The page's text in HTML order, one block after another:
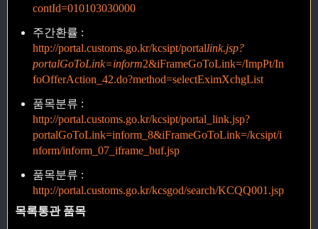
contId=010103030000
주간환률 :
http://portal.customs.go.kr/kcsipt/portallink.jsp?
portalGoToLink=inform2&iFrameGoToLink=/ImpPt/In
foOfferAction_42.do?method=selectEximXchgList
품목분류 :
http://portal.customs.go.kr/kcsipt/portal_link.jsp?
portalGoToLink=inform_8&iFrameGoToLink=/kcsipt/i
nform/inform_07_iframe_buf.jsp
품목분류 :
http://portal.customs.go.kr/kcsgod/search/KCQQ001.jsp
목록통관 품목